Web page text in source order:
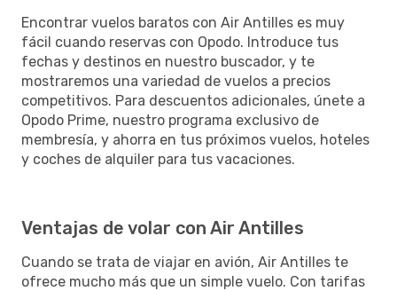
Encontrar vuelos baratos con Air Antilles es muy
fácil cuando reservas con Opodo. Introduce tus
fechas y destinos en nuestro buscador, y te
mostraremos una variedad de vuelos a precios
competitivos. Para descuentos adicionales, únete a
Opodo Prime, nuestro programa exclusivo de
membresía, y ahorra en tus próximos vuelos, hoteles
y coches de alquiler para tus vacaciones.
Ventajas de volar con Air Antilles
Cuando se trata de viajar en avión, Air Antilles te
ofrece mucho más que un simple vuelo. Con tarifas